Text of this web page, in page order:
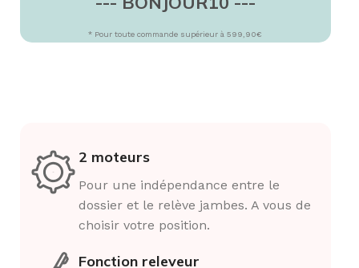
* Pour toute commande supérieur à 599,90€
2 moteurs
Pour une indépendance entre le
dossier et le relève jambes. A vous de
choisir votre position.
Fonction releveur